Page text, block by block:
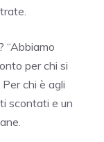
“Abbiamo
per chi si
chi è agli
scontati e un